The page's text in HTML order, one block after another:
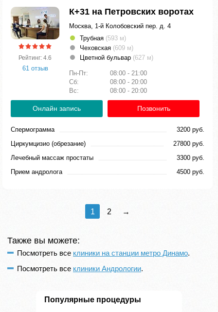
Рейтинг: 4.6
61 отзыв
К+31 на Петровских воротах
Москва, 1-й Колобовский пер. д. 4
Трубная (593 м)
Чеховская (609 м)
Цветной бульвар (627 м)
Пн-Пт:
08:00 - 21:00
Сб:
08:00 - 20:00
Вс:
08:00 - 20:00
Онлайн запись Позвонить
Спермограмма
3200 руб.
Циркумцизио (обрезание)
27800 руб.
Лечебный массаж простаты
3300 руб.
Прием андролога
4500 руб.
1 2 →
Также вы можете:
Посмотреть все клиники на станции метро Динамо.
Посмотреть все клиники Андрологии.
Популярные процедуры